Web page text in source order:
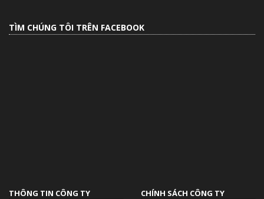
TÌM CHÚNG TÔI TRÊN FACEBOOK
THÔNG TIN CÔNG TY CHÍNH SÁCH CÔNG TY